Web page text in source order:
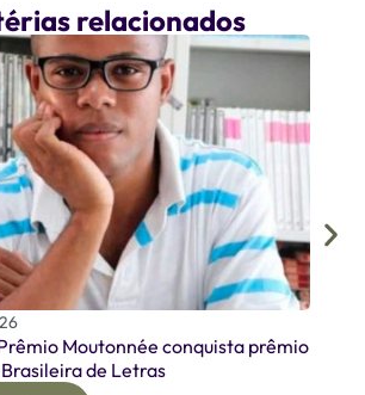
relacionados
Moutonnée conquista prêmio
de Letras